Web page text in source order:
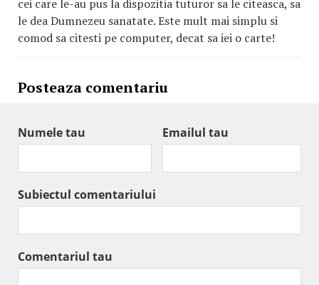
cei care le-au pus la dispozitia tuturor sa le citeasca, sa
le dea Dumnezeu sanatate. Este mult mai simplu si
comod sa citesti pe computer, decat sa iei o carte!
Posteaza comentariu
Numele tau Emailul tau
Subiectul comentariului
Comentariul tau